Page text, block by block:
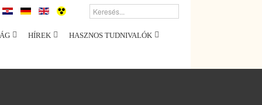
HÍREK HASZNOS TUDNIVALÓK